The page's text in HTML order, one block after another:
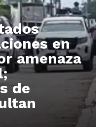
en
amenaza
de